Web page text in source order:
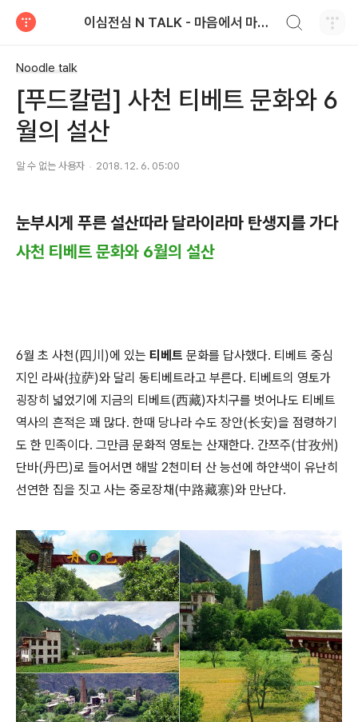
이심전심 N TALK - 마음에서 마음으로 전하는 농심 블로그
Noodle talk
[푸드칼럼] 사천 티베트 문화와 6
월의 설산
알 수 없는 사용자 2018. 12. 6. 05:00
눈부시게 푸른 설산따라 달라이라마 탄생지를 가다
사천 티베트 문화와 6월의 설산
6월 초 사천(四川)에 있는 티베트 문화를 답사했다. 티베트 중심
지인 라싸(拉萨)와 달리 동티베트라고 부른다. 티베트의 영토가
굉장히 넓었기에 지금의 티베트(西藏)자치구를 벗어나도 티베트
역사의 흔적은 꽤 많다. 한때 당나라 수도 장안(长安)을 점령하기
도 한 민족이다. 그만큼 문화적 영토는 산재한다. 간쯔주(甘孜州)
단바(丹巴)로 들어서면 해발 2천미터 산 능선에 하얀색이 유난히
선연한 집을 짓고 사는 중로장채(中路藏寨)와 만난다.